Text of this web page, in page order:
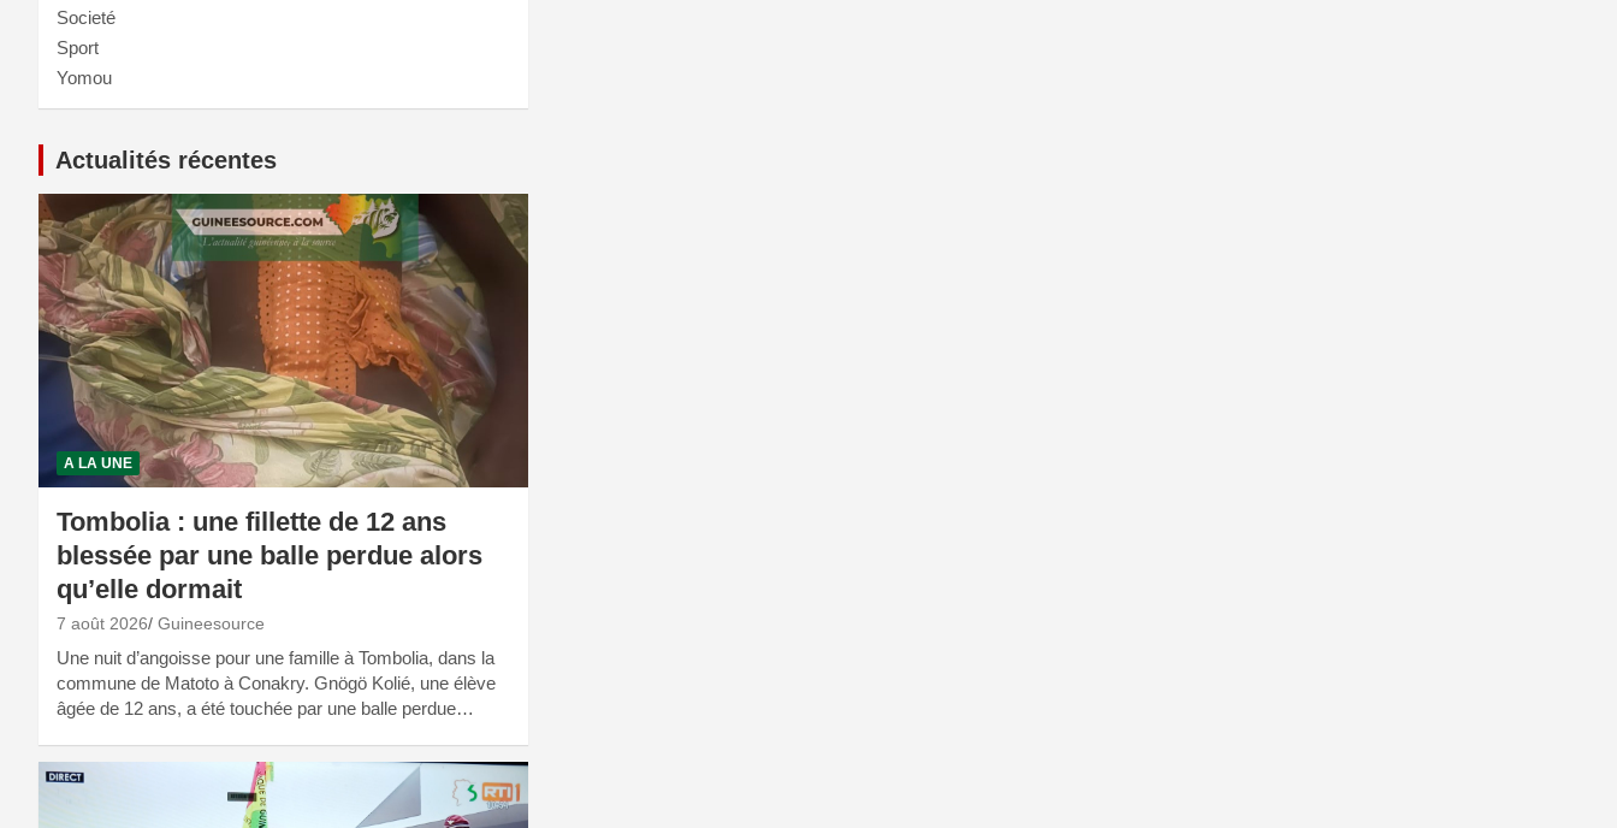
Societé
Sport
Yomou
Actualités récentes
A LA UNE
Tombolia : une fillette de 12 ans
blessée par une balle perdue alors
qu’elle dormait
7 août 2026 Guineesource
Une nuit d’angoisse pour une famille à Tombolia, dans la
commune de Matoto à Conakry. Gnögö Kolié, une élève
âgée de 12 ans, a été touchée par une balle perdue…